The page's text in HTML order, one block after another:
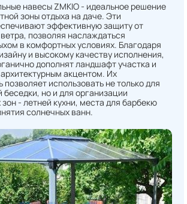
навесы ZMKIO - идеальное решение
зоны отдыха на даче. Эти
эффективную защиту от
позволяя наслаждаться
в комфортных условиях. Благодаря
и высокому качеству исполнения,
дополнят ландшафт участка и
акцентом. Их
позволяет использовать не только для
беседки, но и для организации
- летней кухни, места для барбекю
солнечных ванн.